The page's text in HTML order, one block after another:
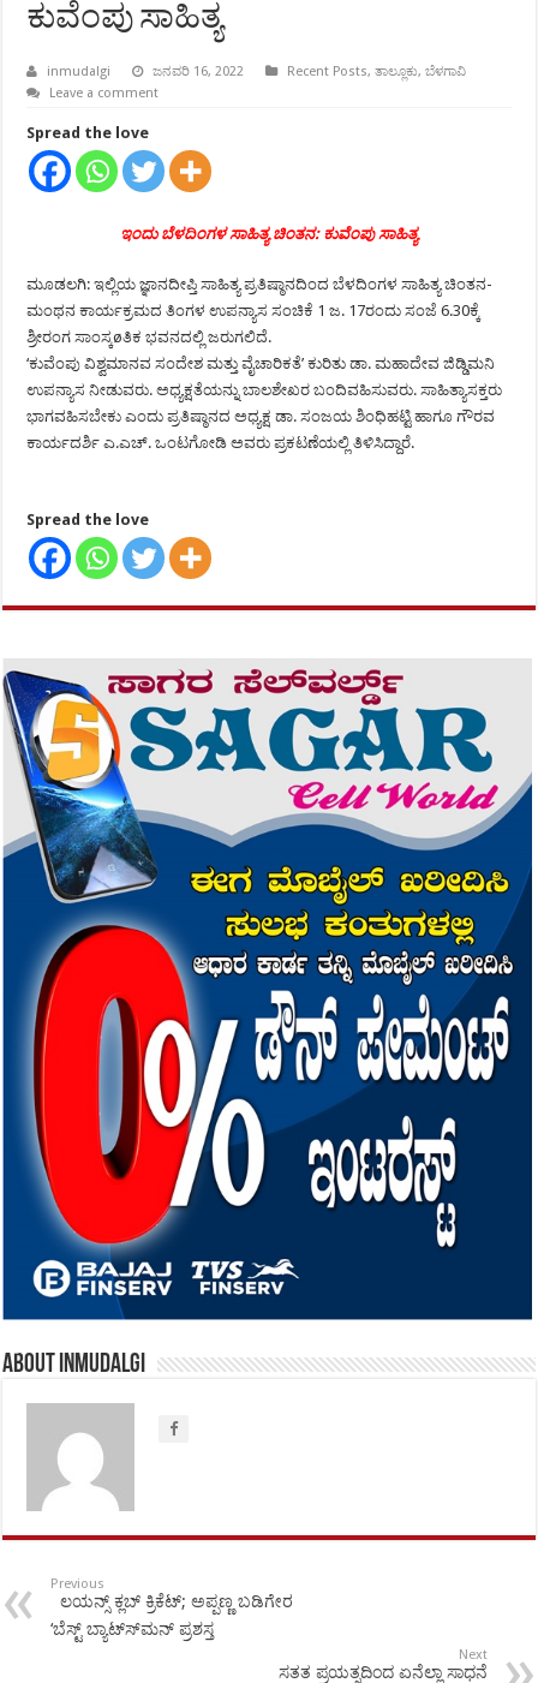
ಕುವೆಂಪು ಸಾಹಿತ್ಯ
inmudalgi ಜನವರಿ 16, 2022 Recent Posts,ತಾಲ್ಲೂಕು,ಬೆಳಗಾವಿ
Leave a comment
Spread the love
ಇಂದು ಬೆಳದಿಂಗಳ ಸಾಹಿತ್ಯ ಚಿಂತನ: ಕುವೆಂಪು ಸಾಹಿತ್ಯ
ಮೂಡಲಗಿ: ಇಲ್ಲಿಯ ಜ್ಞಾನದೀಪ್ತಿ ಸಾಹಿತ್ಯ ಪ್ರತಿಷ್ಠಾನದಿಂದ ಬೆಳದಿಂಗಳ ಸಾಹಿತ್ಯ ಚಿಂತನ-
ಮಂಥನ ಕಾರ್ಯಕ್ರಮದ ತಿಂಗಳ ಉಪನ್ಯಾಸ ಸಂಚಿಕೆ 1 ಜ. 17ರಂದು ಸಂಜೆ 6.30ಕ್ಕೆ
ಶ್ರೀರಂಗ ಸಾಂಸ್ಕøತಿಕ ಭವನದಲ್ಲಿ ಜರುಗಲಿದೆ.
‘ಕುವೆಂಪು ವಿಶ್ವಮಾನವ ಸಂದೇಶ ಮತ್ತು ವೈಚಾರಿಕತೆ’ ಕುರಿತು ಡಾ. ಮಹಾದೇವ ಜಿಡ್ಡಿಮನಿ
ಉಪನ್ಯಾಸ ನೀಡುವರು. ಅಧ್ಯಕ್ಷತೆಯನ್ನು ಬಾಲಶೇಖರ ಬಂದಿವಹಿಸುವರು. ಸಾಹಿತ್ಯಾಸಕ್ತರು
ಭಾಗವಹಿಸಬೇಕು ಎಂದು ಪ್ರತಿಷ್ಠಾನದ ಅಧ್ಯಕ್ಷ ಡಾ. ಸಂಜಯ ಶಿಂಧಿಹಟ್ಟಿ ಹಾಗೂ ಗೌರವ
ಕಾರ್ಯದರ್ಶಿ ಎ.ಎಚ್. ಒಂಟಗೋಡಿ ಅವರು ಪ್ರಕಟಣೆಯಲ್ಲಿ ತಿಳಿಸಿದ್ದಾರೆ.
Spread the love
About inmudalgi
Previous
ಲಯನ್ಸ್ ಕ್ಲಬ್ ಕ್ರಿಕೆಟ್; ಅಪ್ಪಣ್ಣ ಬಡಿಗೇರ
‘ಬೆಸ್ಟ್ ಬ್ಯಾಟ್ಸ್‍ಮನ್ ಪ್ರಶಸ್ತ
Next
ಸತತ ಪ್ರಯತ್ನದಿಂದ ಏನೆಲ್ಲಾ ಸಾಧನೆ